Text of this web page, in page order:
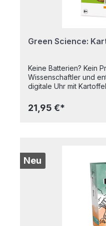
Green Science:
Keine Batterien? Kein
Wissenschaftler und
digitale Uhr mit
elektrische
und Elektroden mit
Kabel, 2 Becher,
Kupfer- und
Anleitung. Farbe und
Abbildung abweichen.
21,95 €*
Neu